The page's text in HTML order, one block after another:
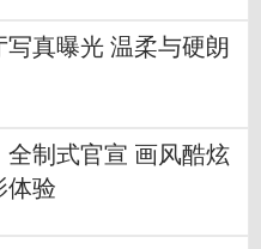
写真曝光 温柔与硬朗
全制式官宣 画风酷炫
体验